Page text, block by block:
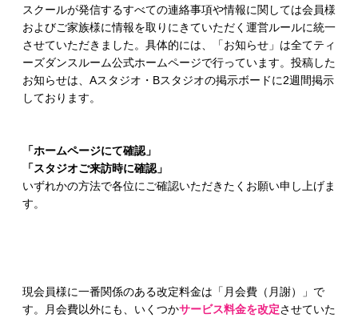
スクールが発信するすべての連絡事項や情報に関しては会員様
およびご家族様に情報を取りにきていただく運営ルールに統一
させていただきました。具体的には、「お知らせ」は全てティ
ーズダンスルーム公式ホームページで行っています。投稿した
お知らせは、Aスタジオ・Bスタジオの掲示ボードに2週間掲示
しております。
「ホームページにて確認」
「スタジオご来訪時に確認」
いずれかの方法で各位にご確認いただきたくお願い申し上げま
す。
現会員様に一番関係のある改定料金は「月会費（月謝）」で
す。月会費以外にも、いくつかサービス料金を改定させていた